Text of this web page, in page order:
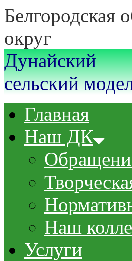
Белгородская
округ
Дунайский
сельский
Главная
Наш ДК
Наш
Услуги